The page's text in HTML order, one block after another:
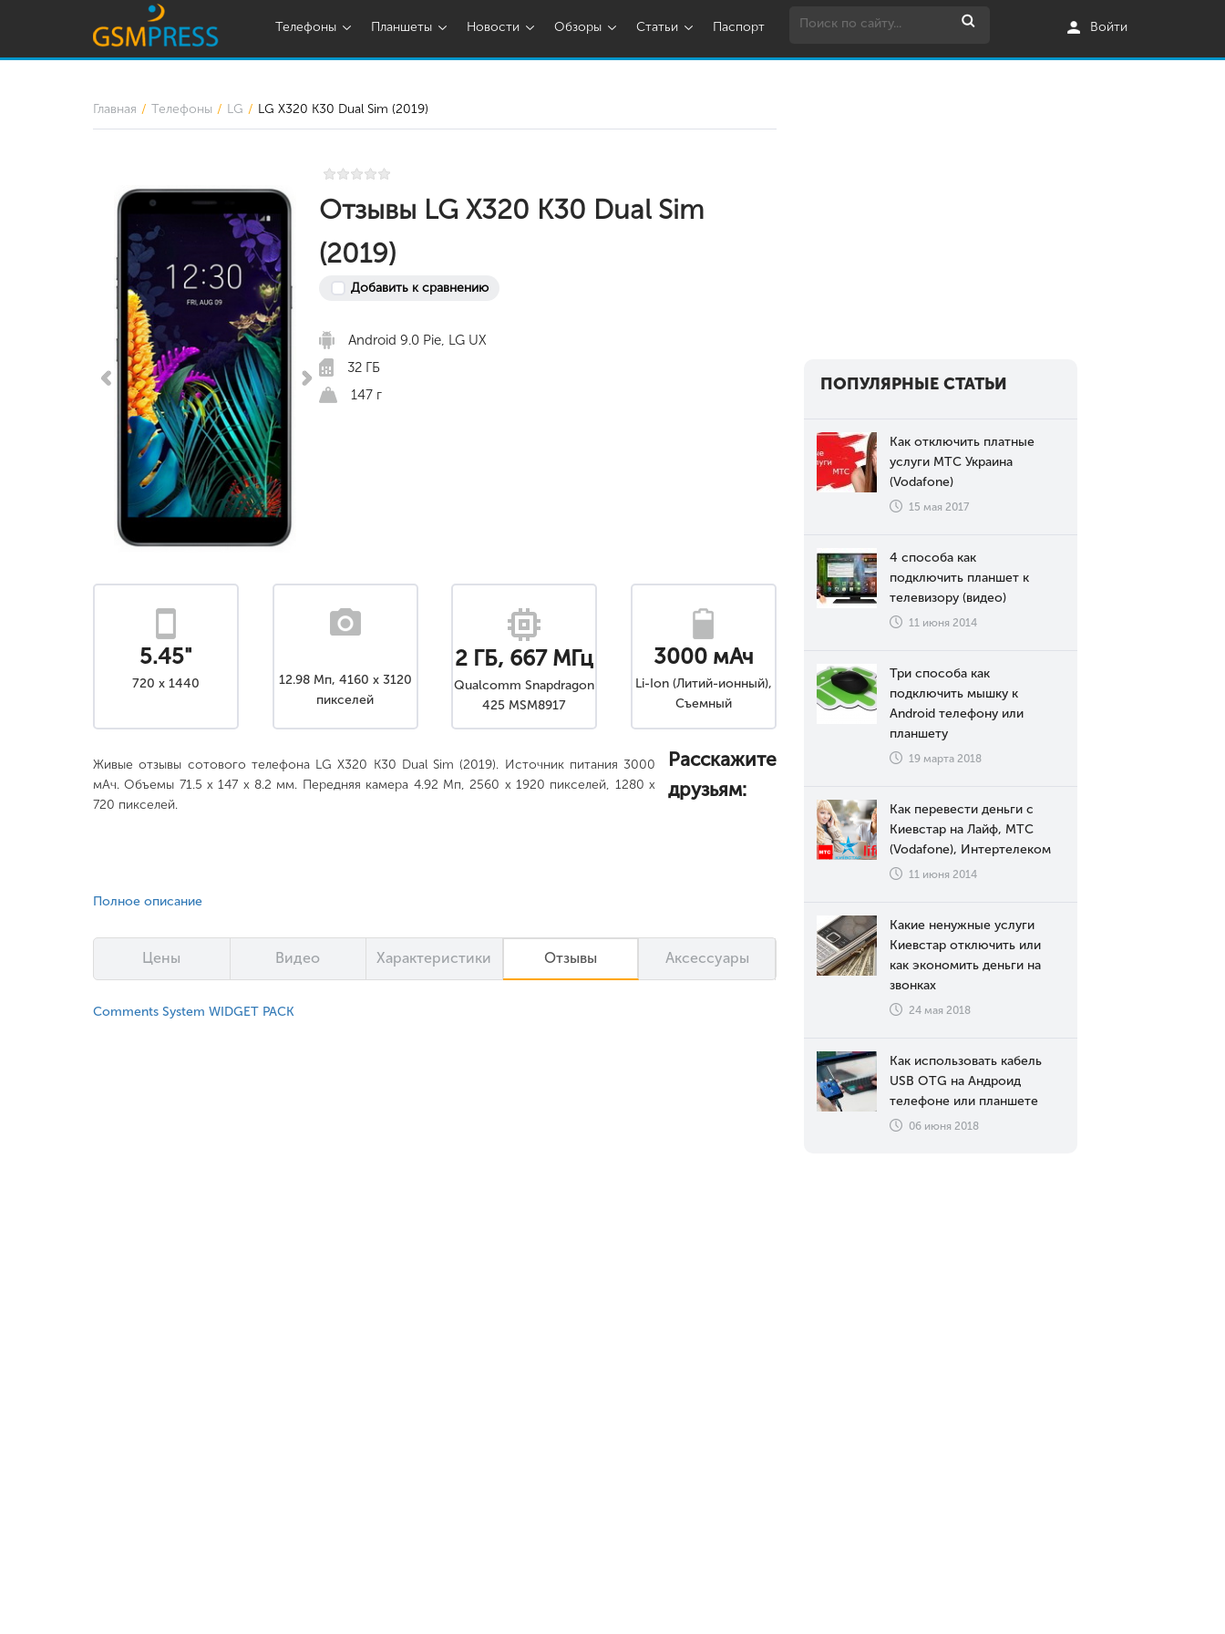
Телефоны Планшеты Новости Обзоры Статьи Паспорт Войти
Главная Телефоны LG LG X320 K30 Dual Sim (2019)
Отзывы LG X320 K30 Dual Sim
(2019)
Добавить к сравнению
Android 9.0 Pie, LG UX
32 ГБ
147 г
5.45"
720 x 1440
12.98 Мп, 4160 x 3120
пикселей
2 ГБ, 667 МГц
Qualcomm Snapdragon
425 MSM8917
3000 мАч
Li-Ion (Литий-ионный),
Съемный
Живые отзывы сотового телефона LG X320 K30 Dual Sim (2019). Источник питания 3000
мАч. Объемы 71.5 x 147 x 8.2 мм. Передняя камера 4.92 Мп, 2560 x 1920 пикселей, 1280 x
720 пикселей.
Полное описание
Расскажите
друзьям:
Цены Видео Характеристики Отзывы Аксессуары
Comments System WIDGET PACK
ПОПУЛЯРНЫЕ СТАТЬИ
Как отключить платные
услуги МТС Украина
(Vodafone)
15 мая 2017
4 способа как
подключить планшет к
телевизору (видео)
11 июня 2014
Три способа как
подключить мышку к
Android телефону или
планшету
19 марта 2018
Как перевести деньги с
Киевстар на Лайф, МТС
(Vodafone), Интертелеком
11 июня 2014
Какие ненужные услуги
Киевстар отключить или
как экономить деньги на
звонках
24 мая 2018
Как использовать кабель
USB OTG на Андроид
телефоне или планшете
06 июня 2018